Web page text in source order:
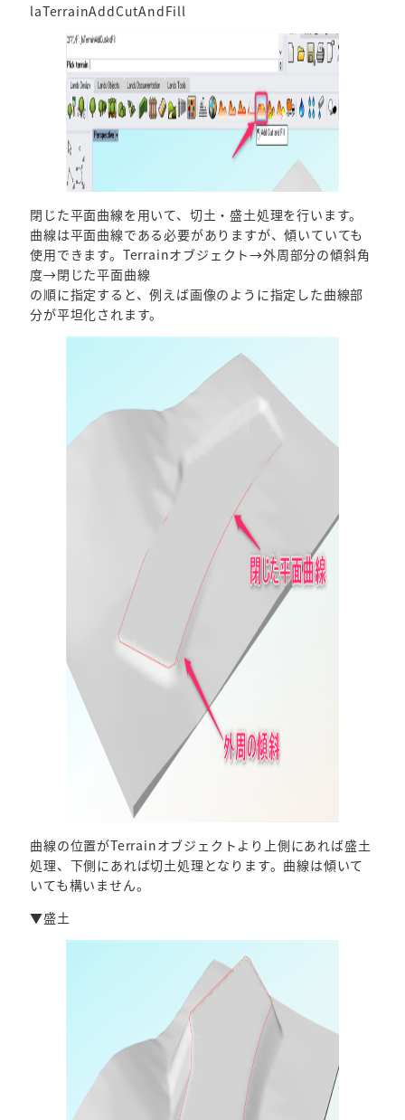
laTerrainAddCutAndFill
閉じた平面曲線を用いて、切土・盛土処理を行います。
曲線は平面曲線である必要がありますが、傾いていても
使用できます。Terrainオブジェクト→外周部分の傾斜角
度→閉じた平面曲線
の順に指定すると、例えば画像のように指定した曲線部
分が平坦化されます。
曲線の位置がTerrainオブジェクトより上側にあれば盛土
処理、下側にあれば切土処理となります。曲線は傾いて
いても構いません。
▼盛土